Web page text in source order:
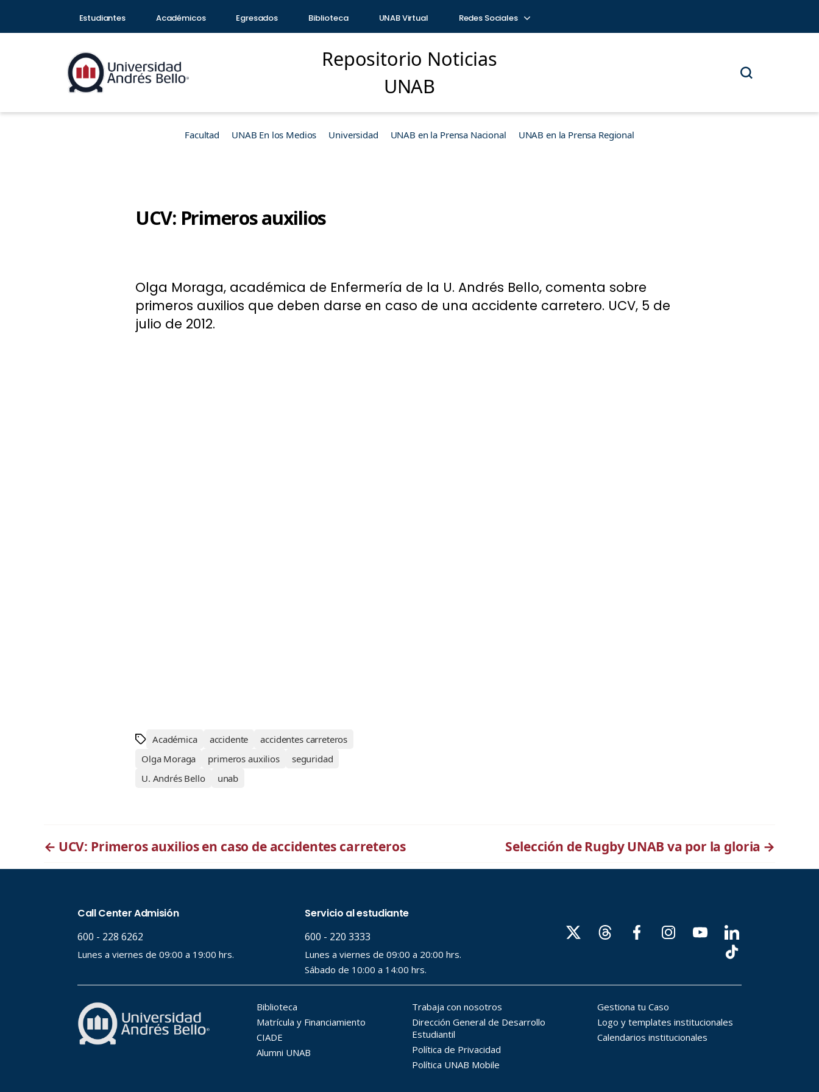
Estudiantes Académicos Egresados Biblioteca UNAB Virtual Redes Sociales
Repositorio Noticias
UNAB
Facultad UNAB En los Medios Universidad UNAB en la Prensa Nacional UNAB en la Prensa Regional
UCV: Primeros auxilios
Olga Moraga, académica de Enfermería de la U. Andrés Bello, comenta sobre
primeros auxilios que deben darse en caso de una accidente carretero. UCV, 5 de
julio de 2012.
Académica accidente
accidentes carreteros
Olga Moraga
primeros auxilios
seguridad
U. Andrés Bello
unab
← UCV: Primeros auxilios en caso de accidentes carreteros Selección de Rugby UNAB va por la gloria →